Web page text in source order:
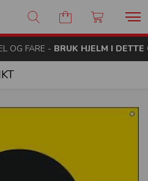
1 på skilt
OG FARE - BRUK HJELM I